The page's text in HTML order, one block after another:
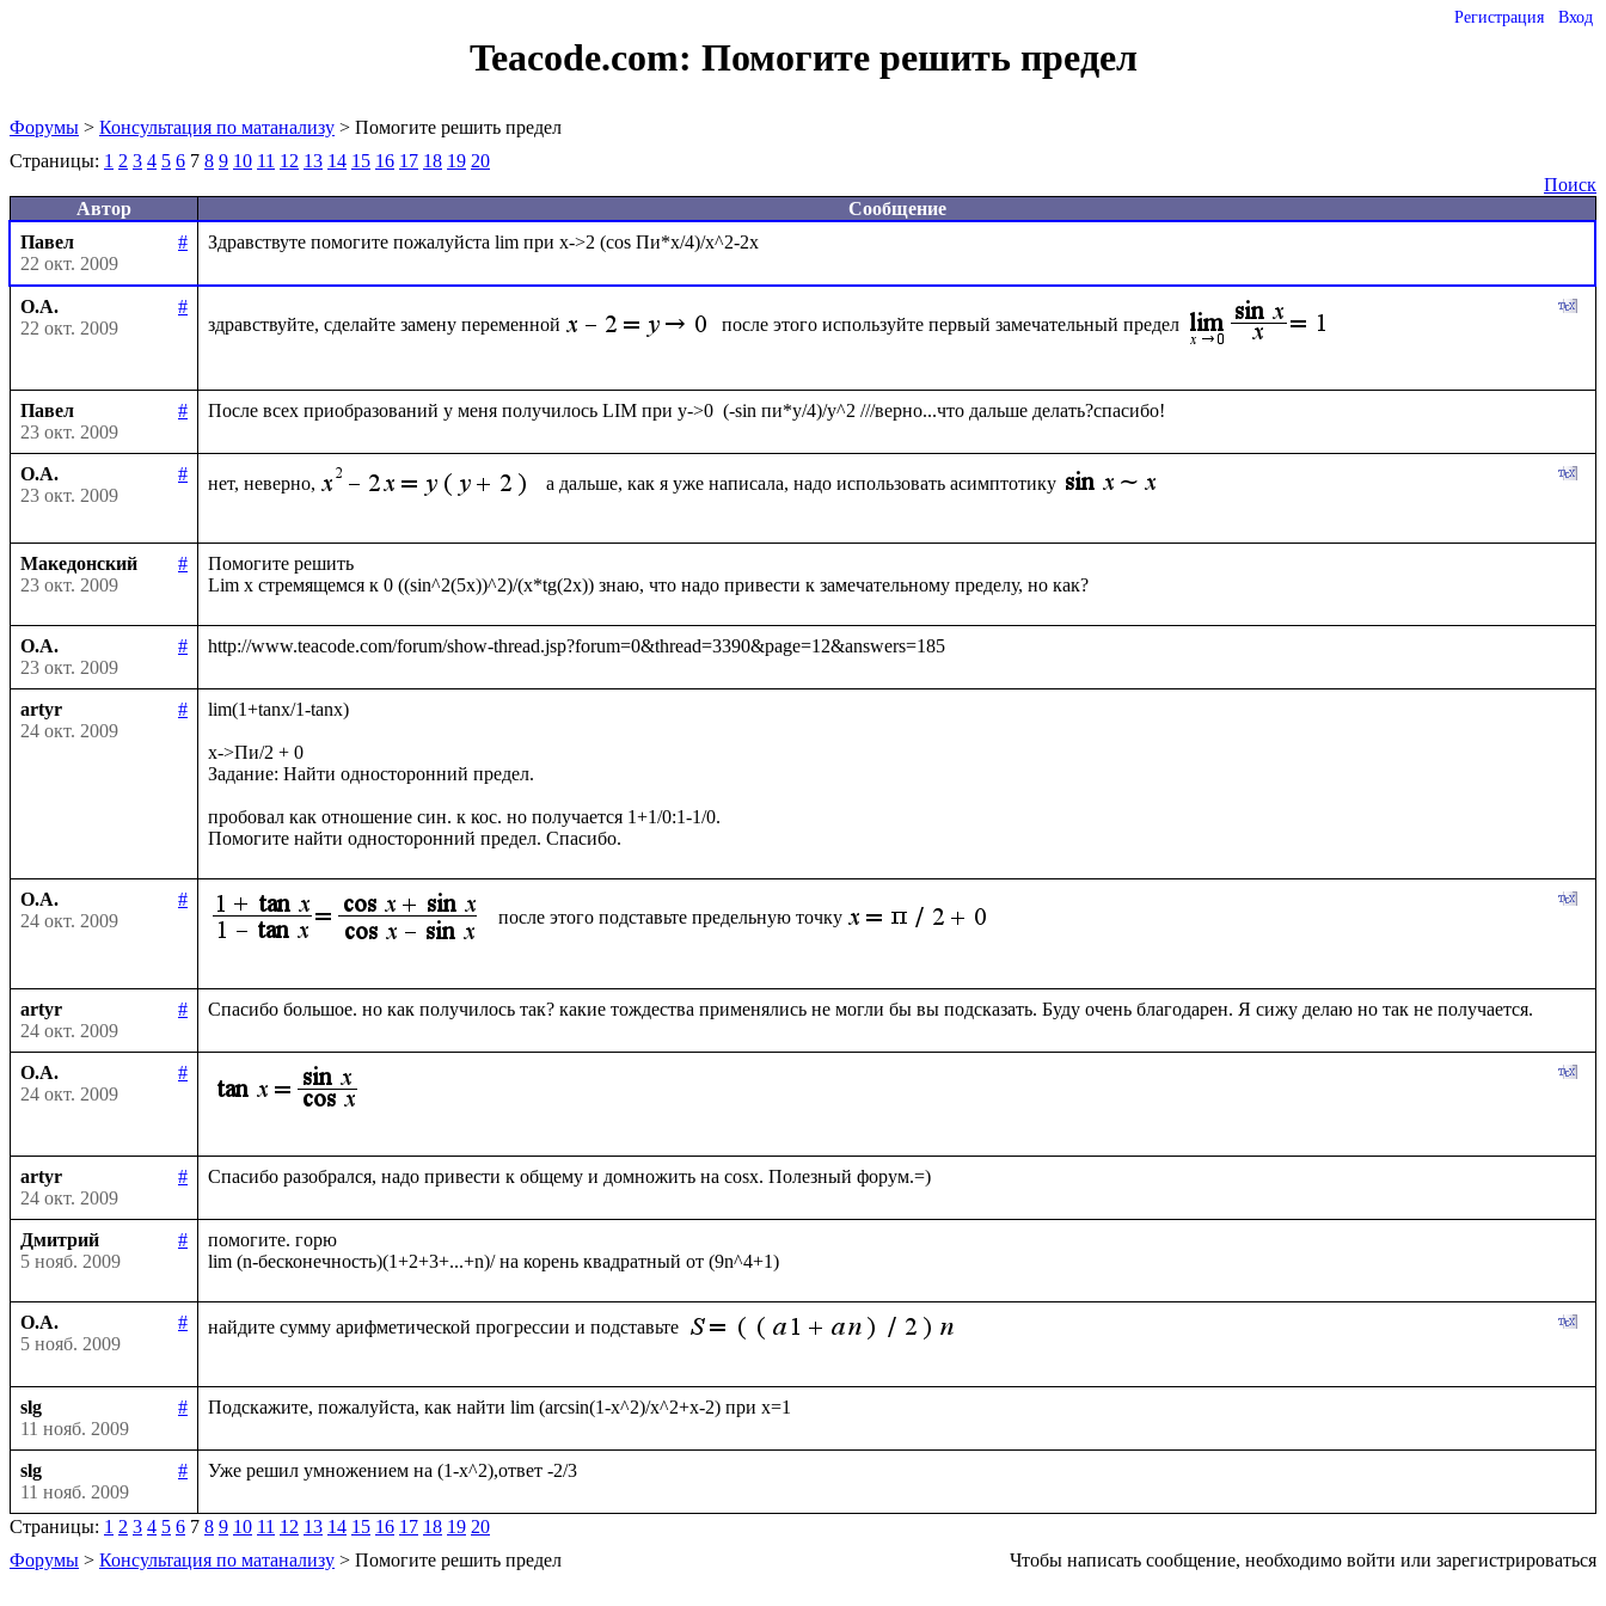
Регистрация Вход
Teacode.com: Помогите решить предел
Форумы > Консультация по матанализу > Помогите решить предел
Страницы: 1 2 3 4 5 6 7 8 9 10 11 12 13 14 15 16 17 18 19 20
Поиск
Автор
Сообщение
Павел
#
22 окт. 2009
О.А.
#
22 окт. 2009
здравствуйте, сделайте замену переменной после этого используйте первый замечательный предел
Павел
#
23 окт. 2009
О.А.
#
23 окт. 2009
нет, неверно, а дальше, как я уже написала, надо использовать асимптотику
Македонский
#
23 окт. 2009
Помогите решить
О.А.
#
23 окт. 2009
artyr
#
24 окт. 2009
lim(1+tanx/1-tanx)
x->Пи/2 + 0
Задание: Найти односторонний предел.
пробовал как отношение син. к кос. но получается 1+1/0:1-1/0.
О.А.
#
24 окт. 2009
после этого подставьте предельную точку
artyr
#
24 окт. 2009
О.А.
#
24 окт. 2009
artyr
#
24 окт. 2009
Дмитрий
#
5 нояб. 2009
помогите. горю
О.А.
#
5 нояб. 2009
найдите сумму арифметической прогрессии и подставьте
slg
#
11 нояб. 2009
slg
#
11 нояб. 2009
Страницы: 1 2 3 4 5 6 7 8 9 10 11 12 13 14 15 16 17 18 19 20
Форумы > Консультация по матанализу > Помогите решить предел Чтобы написать сообщение, необходимо войти или зарегистрироваться